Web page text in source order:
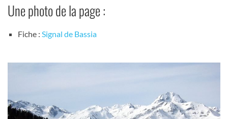
Une photo de la page :
Fiche : Signal de Bassia